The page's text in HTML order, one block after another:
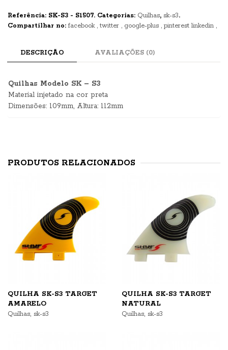
Referência: SK-S3 - S1507. Categorias: Quilhas, sk-s3.
Compartilhar no: facebook twitter google-plus pinterest linkedin
DESCRIÇÃO AVALIAÇÕES (0)
Quilhas Modelo SK – S3
Material injetado na cor preta
Dimensões: 109mm, Altura: 112mm
PRODUTOS RELACIONADOS
QUILHA SK-S3 TARGET
AMARELO
Quilhas, sk-s3
QUILHA SK-S3 TARGET
NATURAL
Quilhas, sk-s3